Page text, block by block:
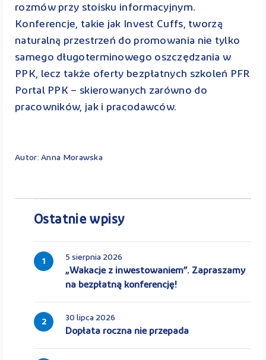
rozmów przy stoisku informacyjnym.
Konferencje, takie jak Invest Cuffs, tworzą
naturalną przestrzeń do promowania nie tylko
samego długoterminowego oszczędzania w
PPK, lecz także oferty bezpłatnych szkoleń PFR
Portal PPK – skierowanych zarówno do
pracowników, jak i pracodawców.
Autor: Anna Morawska
Ostatnie wpisy
1 5 sierpnia 2026
„Wakacje z inwestowaniem”. Zapraszamy
na bezpłatną konferencję!
2 30 lipca 2026
Dopłata roczna nie przepada